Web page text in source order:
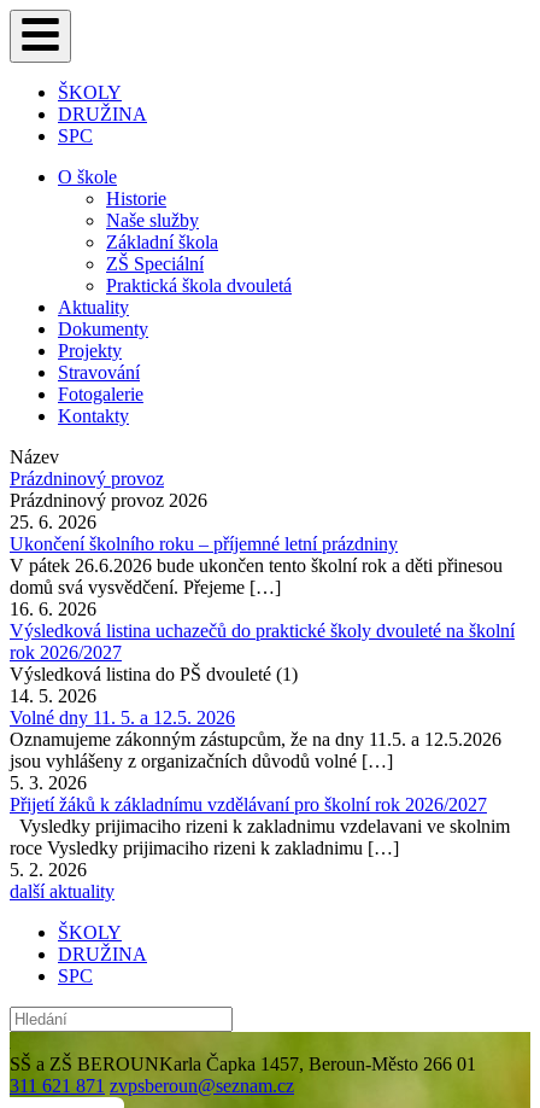
ŠKOLY
DRUŽINA
SPC
O škole
Historie
Naše služby
Základní škola
ZŠ Speciální
Praktická škola dvouletá
Aktuality
Dokumenty
Projekty
Stravování
Fotogalerie
Kontakty
Název
Prázdninový provoz
Prázdninový provoz 2026
25. 6. 2026
Ukončení školního roku – příjemné letní prázdniny
V pátek 26.6.2026 bude ukončen tento školní rok a děti přinesou
domů svá vysvědčení. Přejeme […]
16. 6. 2026
Výsledková listina uchazečů do praktické školy dvouleté na školní
rok 2026/2027
Výsledková listina do PŠ dvouleté (1)
14. 5. 2026
Volné dny 11. 5. a 12.5. 2026
Oznamujeme zákonným zástupcům, že na dny 11.5. a 12.5.2026
jsou vyhlášeny z organizačních důvodů volné […]
5. 3. 2026
Přijetí žáků k základnímu vzdělávaní pro školní rok 2026/2027
Vysledky prijimaciho rizeni k zakladnimu vzdelavani ve skolnim
roce Vysledky prijimaciho rizeni k zakladnimu […]
5. 2. 2026
další aktuality
ŠKOLY
DRUŽINA
SPC
SŠ a ZŠ BEROUNKarla Čapka 1457, Beroun-Město 266 01
311 621 871 zvpsberoun@seznam.cz